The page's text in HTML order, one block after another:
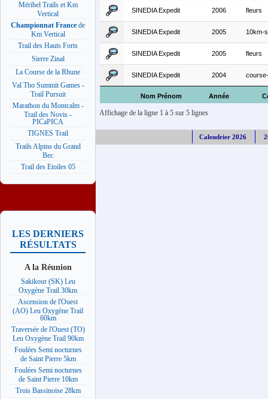
Méribel Trails et Km
Vertical
Championnat France de
Km Vertical
Trail des Hauts Forts
Sierre Zinal
La Course de la Rhune
Val Tho Summit Games -
Trail Pursuit
Marathon du Montcalm -
Trail des Novis -
PICaPICA
TIGNES Trail
Trails Alpins du Grand
Bec
Trail des Etoiles 05
LES DERNIERS
RÉSULTATS
A la Réunion
Sakikour (SK) Leu
Oxygène Trail 30km
Ascension de l'Ouest
(AO) Leu Oxygène Trail
60km
Traversée de l'Ouest (TO)
Leu Oxygène Trail 90km
Foulées Semi nocturnes
de Saint Pierre 5km
Foulées Semi nocturnes
de Saint Pierre 10km
Trois Bassinoise 28km
Nom Prénom Année
SINEDIA Expedit 2006 fleurs
SINEDIA Expedit 2005 10km-
SINEDIA Expedit 2005 fleurs
SINEDIA Expedit 2004
Affichage de la ligne 1 à 5 sur 5 lignes
Calendrier 2026